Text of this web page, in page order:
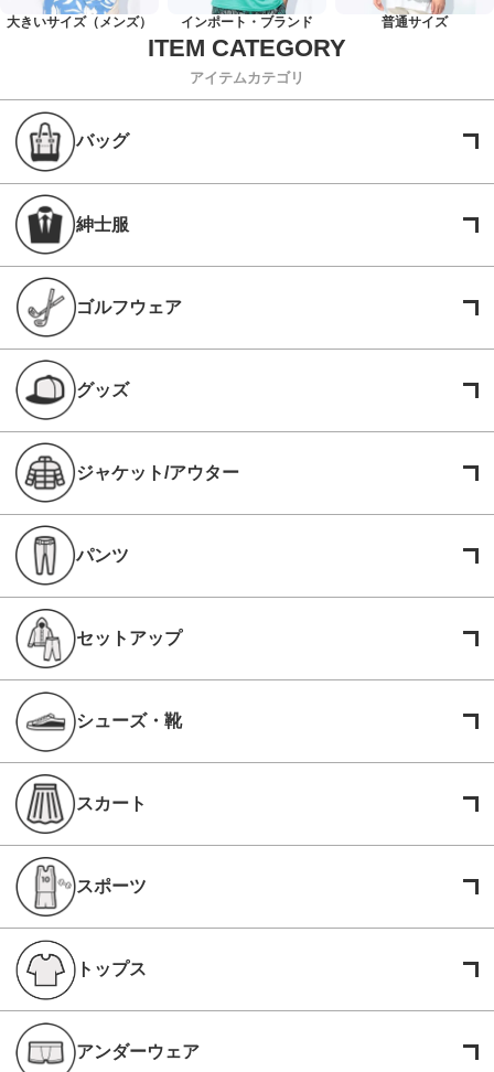
大きいサイズ（メンズ） インポート・ブランド 普通サイズ
アイテムカテゴリ
バッグ
紳士服
ゴルフウェア
グッズ
ジャケット/アウター
パンツ
セットアップ
シューズ・靴
スカート
スポーツ
トップス
アンダーウェア